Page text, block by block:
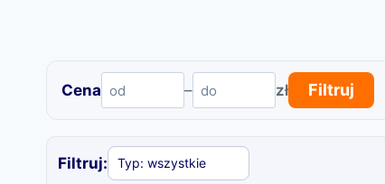
Cena – zł Filtruj
Filtruj: